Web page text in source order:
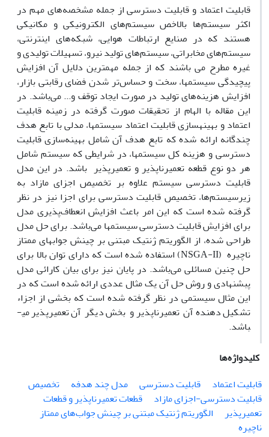
قابلیت اعتماد و قابلیت دسترسی از جمله مشخصههای مهم در
اکثر سیستمها بالاخص سیستمهای الکترونیکی و مکانیکی
هستند که در صنایع ارتباطات هوایی، شبکههای اینترنتی،
سیستمهای مخابراتی، سیستمهای تولید نیرو، تسهیلات تولیدی و
غیره مطرح می باشند که از جمله مهمترین دلایل آن افزایش
پیچیدگی سیستمها، سخت و حساستر شدن فضای رقابتی بازار،
افزایش هزینههای تولید در صورت ایجاد توقف و... میباشد. در
این مقاله با الهام از تحقیقات صورت گرفته در زمینه قابلیت
اعتماد و بهینه­سازی قابلیت اعتماد سیستم­ها، مدلی با تابع هدف
چندگانه ارائه شده که تابع هدف آن شامل بهینه‌سازی قابلیت
دسترسی و هزینه کل سیستم­ها، در شرایطی که سیستم شامل
هر دو نوع قطعه تعمیرناپذیر و تعمیرپذیر ‌باشد. در این مدل
قابلیت دسترسی سیستم‌ علاوه بر تخصیص اجزای مازاد به
زیرسیستم‌ها، تخصیص قابلیت دسترسی برای اجزا نیز در نظر
گرفته شده است که این امر باعث افزایش انعطافپذیری مدل
برای افزایش قابلیت دسترسی سیستم­ها می‌­باشد. برای حل مدل
طراحی شده، از الگوریتم ژنتیک مبتنی بر چینش جواب­های ممتاز
ناچیره (NSGA-II) استفاده شده است که دارای توان بالا برای
حل چنین مسائلی میباشد. در پایان نیز برای بیان کارائی مدل
پبشنهادی و روش حل آن یک مثال عددی ارائه شده است که در
این مثال سیستمی در نظر گرفته شده است که بخشی از اجزاء
تشکیل دهنده آن تعمیرناپذیر و بخش دیگر آن تعمیرپذیر می­
باشد.
کلیدواژه‌ها
قابلیت اعتماد
قابلیت دسترسی مدل چند هدفه
تخصیص
قابلیت دسترسی-اجزای مازاد
قطعات تعمیرناپذیر و قطعات
تعمیرپذیر
الگوریتم ژنتیک مبتنی بر چینش جواب‌های ممتاز
ناچیره